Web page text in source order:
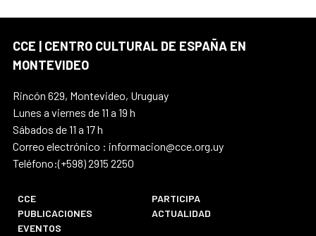
CCE | CENTRO CULTURAL DE ESPAÑA EN
MONTEVIDEO
Rincón 629, Montevideo, Uruguay
Lunes a viernes de 11 a 19 h
Sábados de 11 a 17 h
Correo electrónico : informacion@cce.org.uy
Teléfono:(+598) 2915 2250
CCE
PARTICIPA
PUBLICACIONES
ACTUALIDAD
EVENTOS